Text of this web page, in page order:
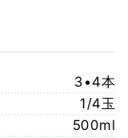
3•4本
1/4玉
500ml